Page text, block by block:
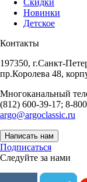
Скидки
Новинки
Детское
Контакты
197350, г.Санкт-
пр.Королева 48,
Многоканальный
(812) 600-39-17; 8-
argo@argoclassic.ru
Написать нам
Подписаться
Следуйте за нами